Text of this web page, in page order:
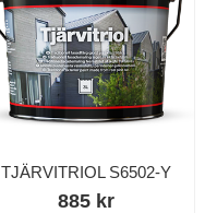
TJÄRVITRIOL S6502-Y
885 kr